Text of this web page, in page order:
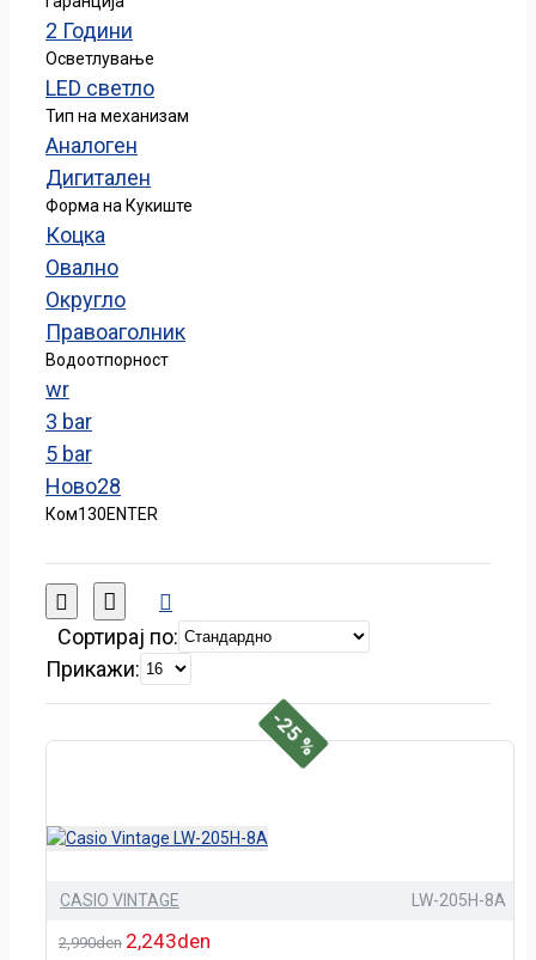
2 Години
Осветлување
LED светло
Тип на механизам
Аналоген
Дигитален
Форма на Кукиште
Коцка
Овално
Округло
Правоаголник
Водоотпорност
wr
3 bar
5 bar
Ново28
Ком130ENTER
Сортирај по:
Прикажи:
-25 %
CASIO VINTAGE LW-205H-8A
2,990den 2,243den